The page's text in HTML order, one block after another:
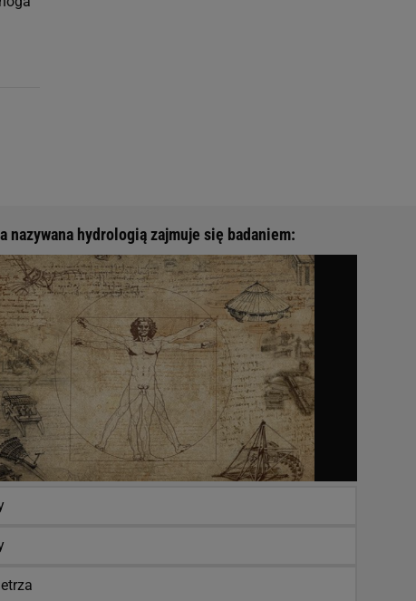
nazywana hydrologią zajmuje się badaniem: